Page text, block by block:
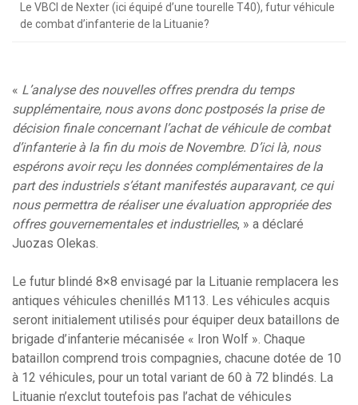
Le VBCI de Nexter (ici équipé d’une tourelle T40), futur véhicule
de combat d’infanterie de la Lituanie?
« L’analyse des nouvelles offres prendra du temps
supplémentaire, nous avons donc postposés la prise de
décision finale concernant l’achat de véhicule de combat
d’infanterie à la fin du mois de Novembre. D’ici là, nous
espérons avoir reçu les données complémentaires de la
part des industriels s’étant manifestés auparavant, ce qui
nous permettra de réaliser une évaluation appropriée des
offres gouvernementales et industrielles, » a déclaré
Juozas Olekas.
Le futur blindé 8×8 envisagé par la Lituanie remplacera les
antiques véhicules chenillés M113. Les véhicules acquis
seront initialement utilisés pour équiper deux bataillons de
brigade d’infanterie mécanisée « Iron Wolf ». Chaque
bataillon comprend trois compagnies, chacune dotée de 10
à 12 véhicules, pour un total variant de 60 à 72 blindés. La
Lituanie n’exclut toutefois pas l’achat de véhicules